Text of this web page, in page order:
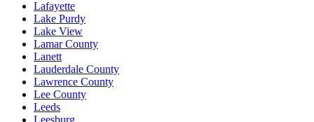
Lafayette
Lake Purdy
Lake View
Lamar County
Lanett
Lauderdale County
Lawrence County
Lee County
Leeds
Leesburg